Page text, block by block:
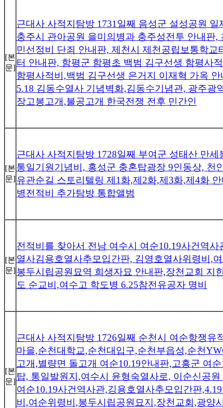
[본
문]
근대사 사적지탐방 1731일째 음성군 설성공원
충주시 관아공원 을미의병과 충주성전투 안내판,
민선정비 단죄 안내판, 제천시 제천공립보통학교
터 안내판, 함평군 함평초 백범 김구선생 함평사
함평사적비,백범 김구선생 은거지 이재혁 가옥
5.18 김동수열사 기념벽화,김동수기념관, 광주광
장고봉고개,불공고개 한국전쟁 전후 민간인
[본
문]
근대사 사적지탐방 1728일째 부여군 성태산 만
통일기원기념비, 홍성군 충혼탑광장 9인동상, 천
유관순길 스토리텔링 제1화,제2화,제3화,제4화
병전적비 추가탐방 통합앨범
[본
문]
전적비를 찾아서 전남 여수시 여순10.19사건역사
열사김용호열사추모입간판, 김영호열사위령비,
봉두시립공원묘역 희생자묘 안내판,장천교회 지
도 순교비,여수고 학도병 6.25참전유공자 명비
[본
문]
근대사 사적지탐방 1726일째 순천시 여순항쟁유
마을,순천대학교,순천대입구,순천부읍성,순천
고개,별량면 돌고개 여순10.19안내판,고흥군 여
탑, 통일발원지,여수시 윤형숙열사로, 이순신공
여순10.19사건역사관,깅용호열사추모입간판
비,여순위령비,봉두시립공원묘지,장천교회,광양